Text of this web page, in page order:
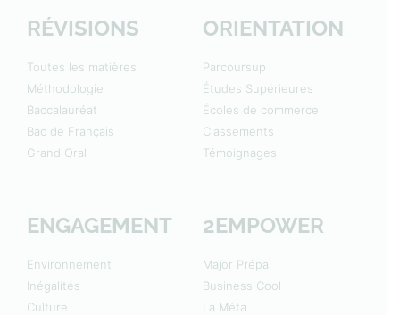
RÉVISIONS
Toutes les matières
Méthodologie
Baccalauréat
Bac de Français
Grand Oral
ORIENTATION
Parcoursup
Études Supérieures
Écoles de commerce
Classements
Témoignages
ENGAGEMENT
Environnement
Inégalités
Culture
2EMPOWER
Major Prépa
Business Cool
La Méta